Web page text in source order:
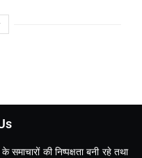
की निष्पक्षता बनी रहे तथा